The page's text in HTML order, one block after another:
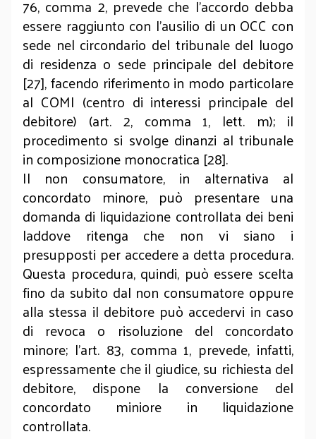
76, comma 2, prevede che l’accordo debba
essere raggiunto con l’ausilio di un OCC con
sede nel circondario del tribunale del luogo
di residenza o sede principale del debitore
[27], facendo riferimento in modo particolare
al COMI (centro di interessi principale del
debitore) (art. 2, comma 1, lett. m); il
procedimento si svolge dinanzi al tribunale
in composizione monocratica [28].
Il non consumatore, in alternativa al
concordato minore, può presentare una
domanda di liquidazione controllata dei beni
laddove ritenga che non vi siano i
presupposti per accedere a detta procedura.
Questa procedura, quindi, può essere scelta
fino da subito dal non consumatore oppure
alla stessa il debitore può accedervi in caso
di revoca o risoluzione del concordato
minore; l’art. 83, comma 1, prevede, infatti,
espressamente che il giudice, su richiesta del
debitore, dispone la conversione del
concordato miniore in liquidazione
controllata.